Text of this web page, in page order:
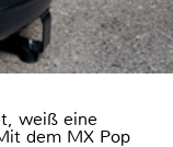
weiß eine
dem MX Pop